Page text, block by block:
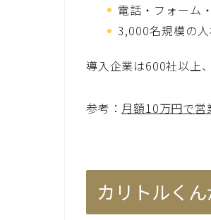
電話・フォーム
3,000名規模の
導入企業は600社以上
参考： 月額10万円で
カリトルく